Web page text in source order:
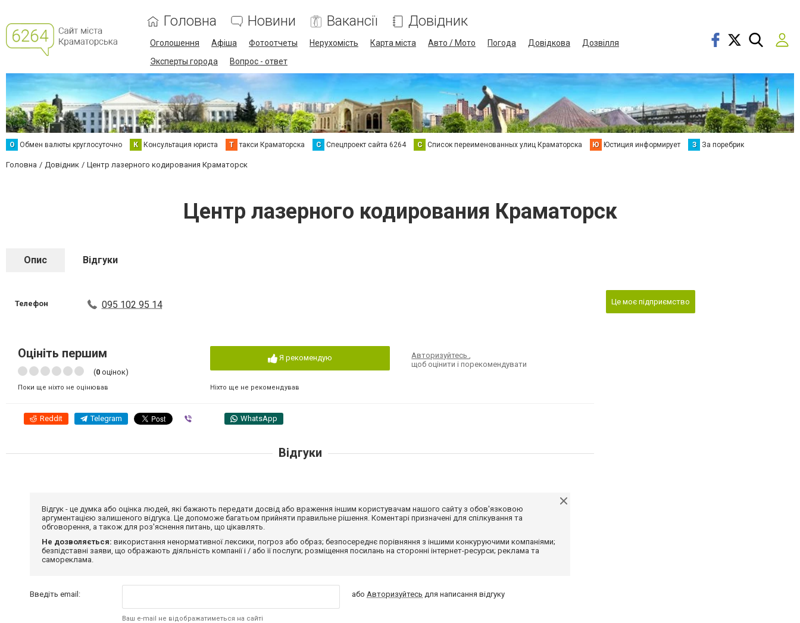
Головна Новини Вакансії Довідник
Оголошення Афіша Фотоотчеты Нерухомість Карта міста Авто / Мото Погода Довідкова
Дозвілля
Эксперты города
Вопрос - ответ
О Обмен валюты круглосуточно К Консультация юриста Т такси Краматорска С Спецпроект сайта 6264 С Список переименованных улиц Краматорска Ю Юстиция информирует З За поребрик
Головна Довідник Центр лазерного кодирования Краматорск
Центр лазерного кодирования Краматорск
Опис Відгуки
Телефон 095 102 95 14
Оцініть першим
(0 оцінок)
Поки ще ніхто не оцінював
Я рекомендую
Ніхто ще не рекомендував
Авторизуйтесь,
щоб оцінити і порекомендувати
Reddit Telegram WhatsApp
Це моє підприємство
Відгуки
Відгук - це думка або оцінка людей, які бажають передати досвід або враження іншим користувачам нашого сайту з обов'язковою
аргументацією залишеного відгука. Це допоможе багатьом прийняти правильне рішення. Коментарі призначені для спілкування та
обговорення, а також для роз'яснення питань, що цікавлять.
Не дозволяється: використання ненормативної лексики, погроз або образ; безпосереднє порівняння з іншими конкуруючими компаніями;
безпідставні заяви, що ображають діяльність компанії і / або її послуги; розміщення посилань на сторонні інтернет-ресурси; реклама та
самореклама.
Введіть email:
Ваш e-mail не відображатиметься на сайті
абоАвторизуйтесь для написання відгуку